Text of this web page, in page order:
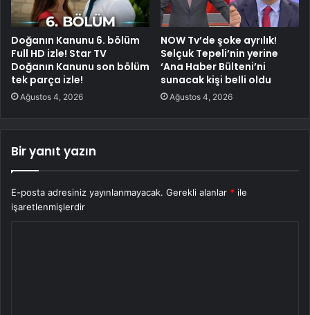
Doğanın Kanunu 6. bölüm
Full HD izle! Star TV
Doğanın Kanunu son bölüm
tek parça izle!
Ağustos 4, 2026
NOW Tv’de şoke ayrılık!
Selçuk Tepeli’nin yerine
‘Ana Haber Bülteni’ni
sunacak kişi belli oldu
Ağustos 4, 2026
Bir yanıt yazın
E-posta adresiniz yayınlanmayacak. Gerekli alanlar * ile
işaretlenmişlerdir